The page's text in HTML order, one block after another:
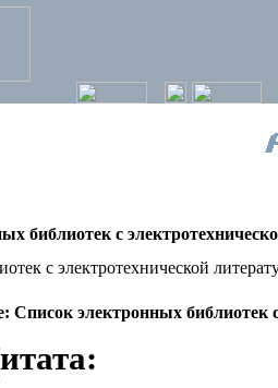
библиотек c
c электротехнической
Список электронных библиотек